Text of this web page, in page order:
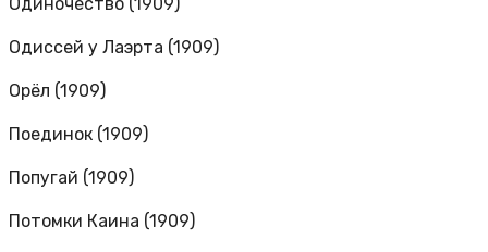
Одиссей у Лаэрта (1909)
Орёл (1909)
Поединок (1909)
Попугай (1909)
Потомки Каина (1909)